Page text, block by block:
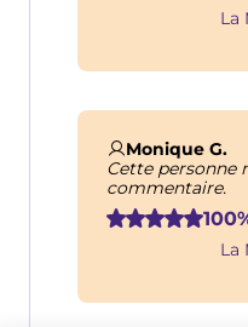
La
Monique G.
Cette personne
commentaire.
La